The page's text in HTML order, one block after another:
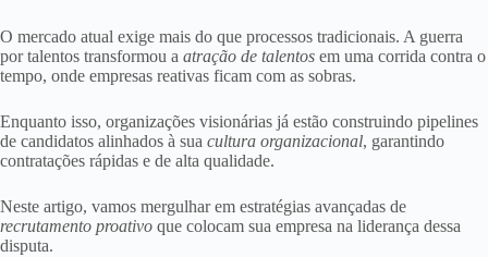
O mercado atual exige mais do que processos tradicionais. A guerra
por talentos transformou a atração de talentos em uma corrida contra o
tempo, onde empresas reativas ficam com as sobras.
Enquanto isso, organizações visionárias já estão construindo pipelines
de candidatos alinhados à sua cultura organizacional, garantindo
contratações rápidas e de alta qualidade.
Neste artigo, vamos mergulhar em estratégias avançadas de
recrutamento proativo que colocam sua empresa na liderança dessa
disputa.